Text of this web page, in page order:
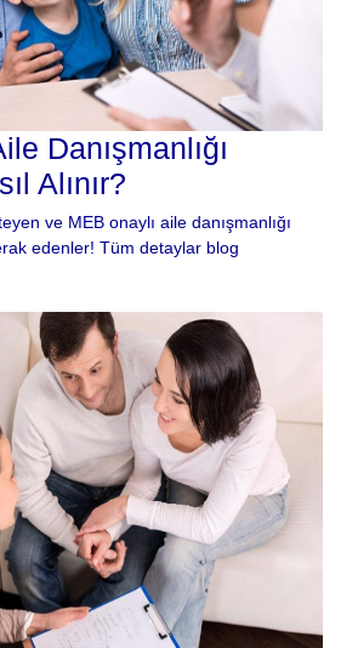
Danışmanlığı
Alınır?
ve MEB onaylı aile danışmanlığı
edenler! Tüm detaylar blog